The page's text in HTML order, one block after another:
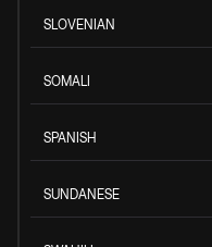
SLOVENIAN
SOMALI
SPANISH
SUNDANESE